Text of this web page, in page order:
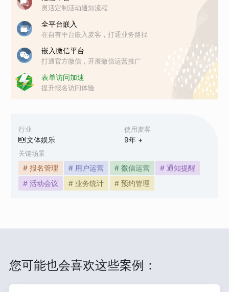
行业
文体娱乐
使用麦客
9年 +
关键场景
# 报名管理 # 用户运营 # 微信运营
# 通知提醒
# 活动会议
# 业务统计 # 预约管理
灵活定制活动通知流程
全平台嵌入
在自有平台嵌入麦客，打通业务路径
嵌入微信平台
打通官方微信，开展微信运营推广
表单访问加速
提升报名访问体验
您可能也会喜欢这些案例：